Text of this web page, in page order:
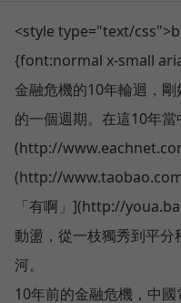
<style type="text/
{font:normal x-small
金融危機的10年輪迴，
的一個週期。在這10年
(http://
(http://
「有啊」](http://
動盪，從一枝獨秀到平分
河。
10年前的金融危機，中